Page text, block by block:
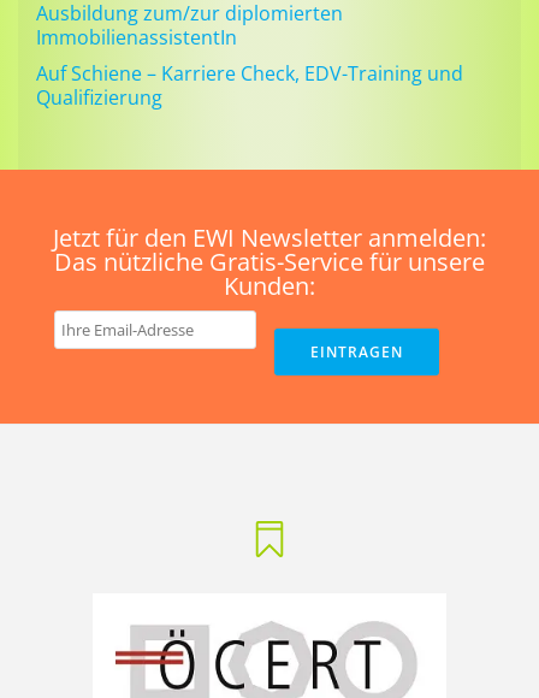
Ausbildung zum/zur diplomierten
ImmobilienassistentIn
Auf Schiene – Karriere Check, EDV-Training und
Qualifizierung
Jetzt für den EWI Newsletter anmelden:
Das nützliche Gratis-Service für unsere
Kunden: